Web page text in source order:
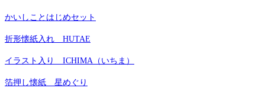
かいしことはじめセット
折形懐紙入れ HUTAE
イラスト入り ICHIMA（いちま）
箔押し懐紙 星めぐり